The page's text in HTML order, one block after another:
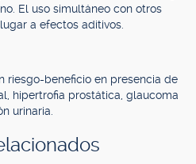
El uso simultáneo con otros
a efectos aditivos.
riesgo-beneficio en presencia de
hipertrofia prostática, glaucoma
urinaria.